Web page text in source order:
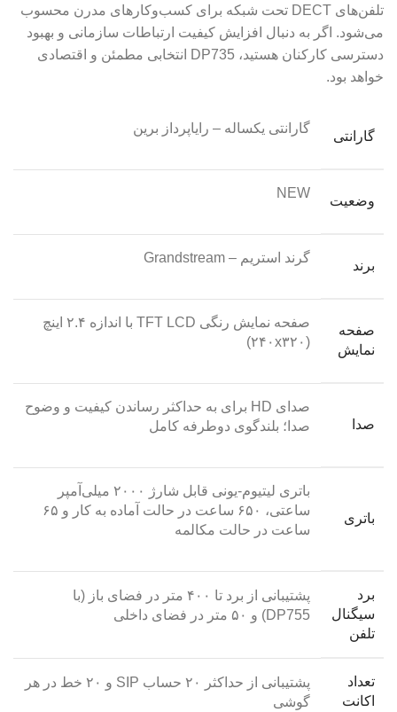
تلفن‌های DECT تحت شبکه برای کسب‌وکارهای مدرن محسوب
می‌شود. اگر به دنبال افزایش کیفیت ارتباطات سازمانی و بهبود
دسترسی کارکنان هستید، DP735 انتخابی مطمئن و اقتصادی
خواهد بود.
گارانتی
گارانتی یکساله – رایاپرداز برین
وضعیت
NEW
برند
گرند استریم – Grandstream
صفحه
نمایش
صفحه نمایش رنگی TFT LCD با اندازه ۲.۴ اینچ
(۲۴۰x۳۲۰)
صدا
صدای HD برای به حداکثر رساندن کیفیت و وضوح
صدا؛ بلندگوی دوطرفه کامل
باتری
باتری لیتیوم-یونی قابل شارژ ۲۰۰۰ میلی‌آمپر
ساعتی، ۶۵۰ ساعت در حالت آماده به کار و ۶۵
ساعت در حالت مکالمه
برد
سیگنال
تلفن
پشتیبانی از برد تا ۴۰۰ متر در فضای باز (با
DP755) و ۵۰ متر در فضای داخلی
تعداد
اکانت
پشتیبانی از حداکثر ۲۰ حساب SIP و ۲۰ خط در هر
گوشی